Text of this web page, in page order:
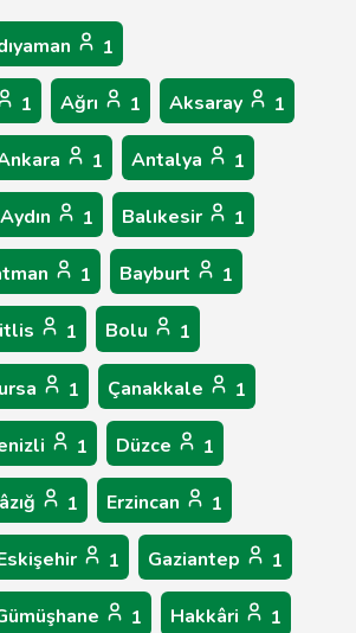
1
1 Ağrı 1 Aksaray 1
1 Antalya 1
Aydın 1 Balıkesir 1
1 Bayburt 1
1 Bolu 1
1 Çanakkale 1
1 Düzce 1
1 Erzincan 1
1 Gaziantep 1
1 Hakkâri 1